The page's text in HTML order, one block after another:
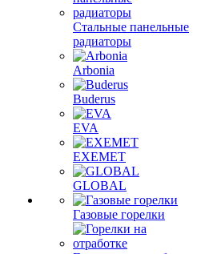
Стальные панельные
радиаторы
Arbonia
Buderus
EVA
EXEMET
GLOBAL
Газовые горелки